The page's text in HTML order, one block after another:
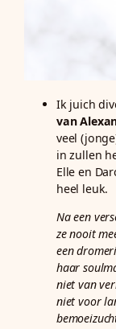
Ik juich
van
veel
in zullen
Elle en
heel leuk.
Na een
ze nooit
een
haar
niet van
niet voor